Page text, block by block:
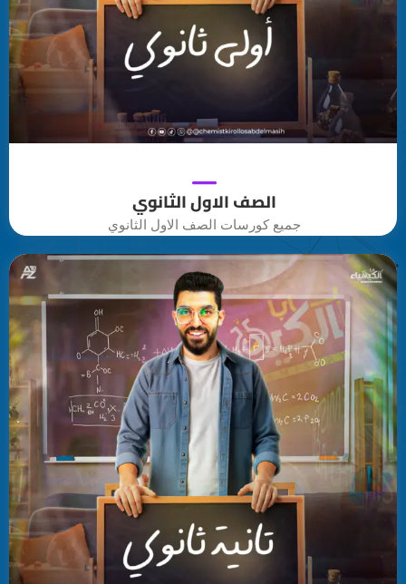
الصف الاول الثانوي
جميع كورسات الصف الاول الثانوي